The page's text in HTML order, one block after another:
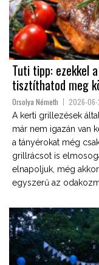
Tuti tipp: ezekkel
tisztíthatod meg
Orsolya Németh 2026-06-
A kerti grillezések
már nem igazán van
a tányérokat még
grillrácsot is
elnapoljuk, még
egyszerű az